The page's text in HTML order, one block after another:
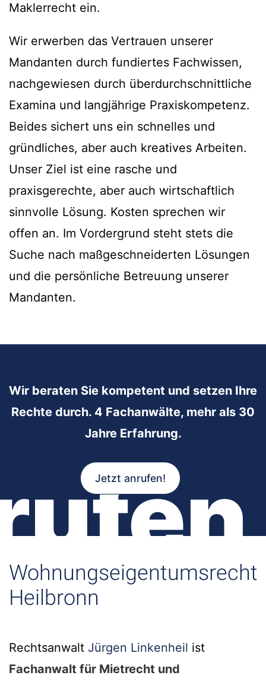
Maklerrecht ein.
Wir erwerben das Vertrauen unserer
Mandanten durch fundiertes Fachwissen,
nachgewiesen durch überdurchschnittliche
Examina und langjährige Praxiskompetenz.
Beides sichert uns ein schnelles und
gründliches, aber auch kreatives Arbeiten.
Unser Ziel ist eine rasche und
praxisgerechte, aber auch wirtschaftlich
sinnvolle Lösung. Kosten sprechen wir
offen an. Im Vordergrund steht stets die
Suche nach maßgeschneiderten Lösungen
und die persönliche Betreuung unserer
Mandanten.
Wir beraten Sie kompetent und setzen Ihre
Rechte durch. 4 Fachanwälte, mehr als 30
Jahre Erfahrung.
Jetzt anrufen!
Wohnungseigentumsrecht
Heilbronn
Rechtsanwalt Jürgen Linkenheil ist
Fachanwalt für Mietrecht und